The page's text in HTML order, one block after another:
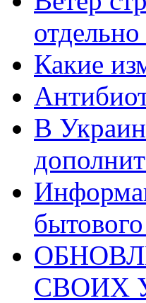
Какие
В
СВОИХ